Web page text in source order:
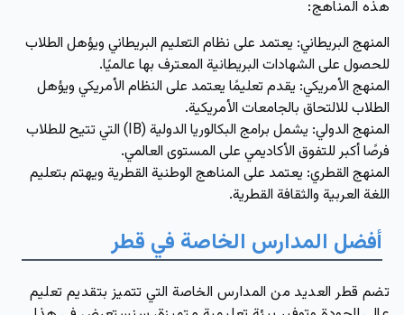
هذه المناهج:
المنهج البريطاني: يعتمد على نظام التعليم البريطاني ويؤهل الطلاب
للحصول على الشهادات البريطانية المعترف بها عالميًا.
المنهج الأمريكي: يقدم تعليمًا يعتمد على النظام الأمريكي ويؤهل
الطلاب للالتحاق بالجامعات الأمريكية.
المنهج الدولي:
يشمل برامج البكالوريا الدولية (IB) التي تتيح للطلاب
فرصًا أكبر للتفوق الأكاديمي على المستوى العالمي.
المنهج القطري: يعتمد على المناهج الوطنية القطرية ويهتم بتعليم
اللغة العربية والثقافة القطرية.
أفضل المدارس الخاصة في قطر
تضم قطر العديد من المدارس الخاصة التي تتميز بتقديم تعليم